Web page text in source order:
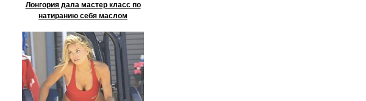
Лонгория дала мастер класс по
натиранию себя маслом